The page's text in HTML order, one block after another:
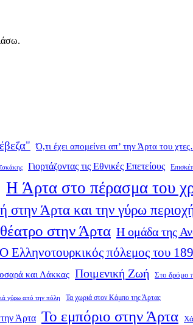
Ό,τι έχει απομείνει απ’ την Άρτα του
Γιορτάζοντας τις Εθνικές Επετείους
Η Άρτα στο πέρασμα του
στην Άρτα και την γύρω
στην Άρτα Η ομάδα της
Ο Ελληνοτουρκικός πόλεμος του
και Λάκκας Ποιμενική Ζωή Στο δρόμο
γύρω από την πόλη Τα χωριά στον Κάμπο της Άρτας
Άρτα Το εμπόριο στην Άρτα